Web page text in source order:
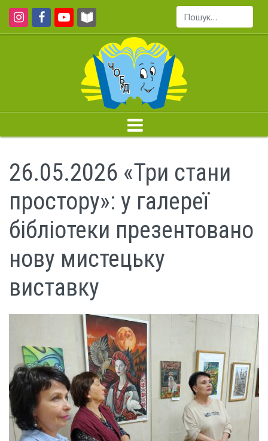
Пошук...
26.05.2026 «Три стани
простору»: у галереї
бібліотеки презентовано
нову мистецьку
виставку